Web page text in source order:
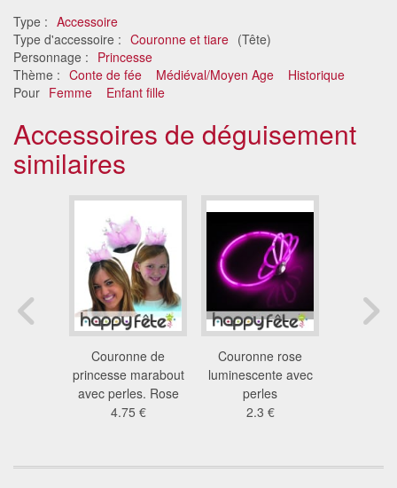
Type : Accessoire
Type d'accessoire : Couronne et tiare (Tête)
Personnage : Princesse
Thème : Conte de fée Médiéval/Moyen Age
Historique
Pour Femme Enfant fille
Accessoires de déguisement
similaires
Couronne de
princesse marabout
avec perles. Rose
4.75 €
Couronne rose
luminescente avec
perles
2.3 €